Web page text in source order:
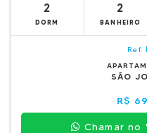
2
DORM
2
BANHEIRO
Ref.
SÃO
R$
Chamar no